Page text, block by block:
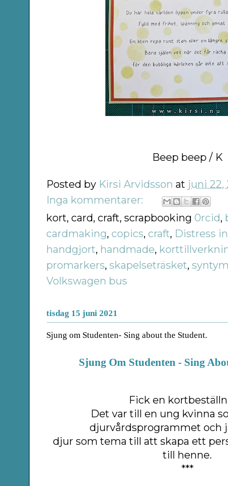
Beep beep / K
Posted by Kirsi Arvidsson at juni 22,
Inga kommentarer:
kort, card, craft, scrapbooking0rcid,
cardmaking,copics,craft, Distress
handgjort, handmade,
promarkers,skapelseträsket,
Volkswagen bus
tisdag 15 juni 2021
Sjung om Studenten- Sing about the Student.
Sjung Om Studenten - Sing
Fick en
Det var till en ung kvinna
djurvårdsprogrammet och
djur som tema till att skapa ett
till henne.
***